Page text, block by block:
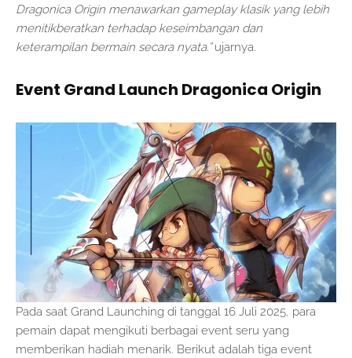
Dragonica Origin menawarkan gameplay klasik yang lebih
menitikberatkan terhadap keseimbangan dan
keterampilan bermain secara nyata.”ujarnya.
Event Grand Launch Dragonica Origin
Pada saat Grand Launching di tanggal 16 Juli 2025, para
pemain dapat mengikuti berbagai event seru yang
memberikan hadiah menarik. Berikut adalah tiga event